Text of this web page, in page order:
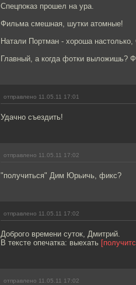
Спецпоказ прошел на ура.
Фильма смешная, шутки атомные!
Натали Портман - хороша
Главный, а когда фотки выложишь?
отправлено 11.05.11 17:01
Удачно съездить!
отправлено 11.05.11 17:02
"получиться" Дим Юрьичь, фикс?
отправлено 11.05.11 17:02
Доброго времени суток, Дмитрий.
В тексте опечатка: выехать
отправлено 11.05.11 17:02